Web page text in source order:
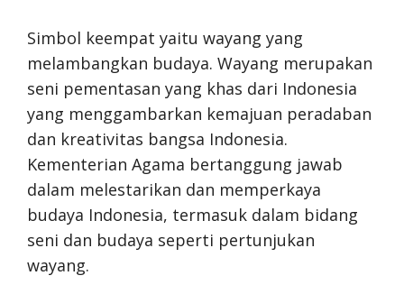
Simbol keempat yaitu wayang yang
melambangkan budaya. Wayang merupakan
seni pementasan yang khas dari Indonesia
yang menggambarkan kemajuan peradaban
dan kreativitas bangsa Indonesia.
Kementerian Agama bertanggung jawab
dalam melestarikan dan memperkaya
budaya Indonesia, termasuk dalam bidang
seni dan budaya seperti pertunjukan
wayang.